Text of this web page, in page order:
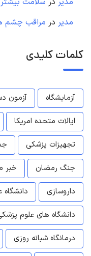
مدیر در مراقب چشم
کلمات کلیدی
آزمایشگاه آزمون
ایالات متحده امریکا
تجهیزات پزشکی
جنگ رمضان
خبر
داروسازی
دانشگاه
دانشگاه های علوم
درمانگاه شبانه روزی